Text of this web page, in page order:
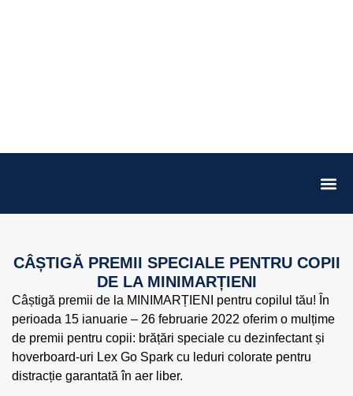
CÂȘTIGĂ PREMII SPECIALE PENTRU COPII
DE LA MINIMARȚIENI
Câștigă premii de la MINIMARȚIENI pentru copilul tău! În
perioada 15 ianuarie – 26 februarie 2022 oferim o mulțime
de premii pentru copii: brățări speciale cu dezinfectant și
hoverboard-uri Lex Go Spark cu leduri colorate pentru
distracție garantată în aer liber.